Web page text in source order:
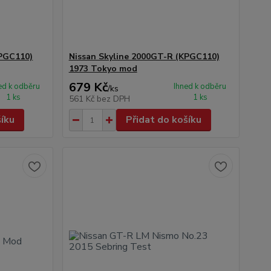
k odběru
1 ks
Nissan Skyline 2000GT-R (KPGC110)
1973 Tokyo mod
679 Kč/ks
561 Kč bez DPH
Ihned k odběru
1 ks
Přidat do košíku